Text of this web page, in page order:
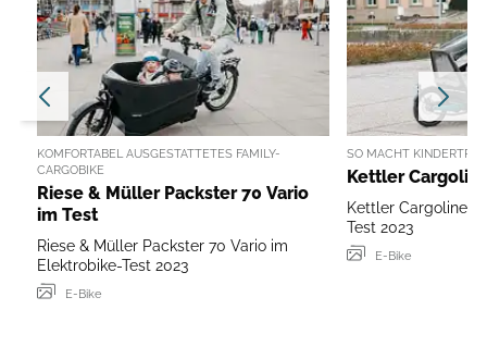
KOMFORTABEL AUSGESTATTETES FAMILY-
CARGOBIKE
Riese & Müller Packster 70 Vario
im Test
Riese & Müller Packster 70 Vario im
Elektrobike-Test 2023
E-Bike
SO MACHT
Kettler Cargoline
Test 2023
E-Bike